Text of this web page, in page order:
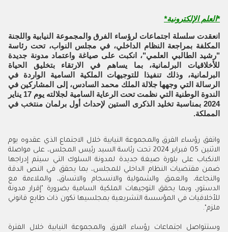
*العلم الإلكترونية*
انعقدت سلسلة اجتماعات لرؤساء الفرق والمجموعة النيابية واللجنة
المكلفة بمراجعة النظام الداخلي، في مجلس النواب، تحت رئاسة
"رشيد الطالبي العلمي"، انكبت على صياغة واعتماد مدونة جديدة
للأخلاقيات البرلمانية، بما يساهم في الارتقاء بتخليق الحياة
البرلمانية، وذلك تنفيذا للتوجيهات الملكية السامية الواردة في
الرسالة التي وجهها جلالة الملك محمد السادس، إلى المشاركين في
الندوة الوطنية التي نظمت تحت الرعاية السامية لجلالته يوم 17 يناير
2024 بمناسبة تخليد الذكرى الستين لإحداث أول برلمان منتخب في
المملكة.
واتفق رؤساء الفرق والمجموعة النيابية خلال الاجتماع الذي عقدوه يوم
الاثنين 05 فبراير 2024 تحت رئاسة السيد رئيس المجلس، على مواصلة
الانكباب على بلورة صيغة جديدة لمدونة السلوك التي سيتم إدراجها
ضمن مقتضيات النظام الداخلي للمجلس، بما يحقق في النص الدقة
والنجاعة، والعمق والشمولية والانسجام والاتساق، والملاءمة مع
الدستور، وبما يحقق التوجيهات الملكية السامية بضرورة "إقرار مدونة
للأخلاقيات في المؤسسة التشريعية بمجلسيها تكون ذات طابع قانوني
ملزم".
وستتواصل اجتماعات رؤساء الفرق والمجموعة النيابية خلال الفترة